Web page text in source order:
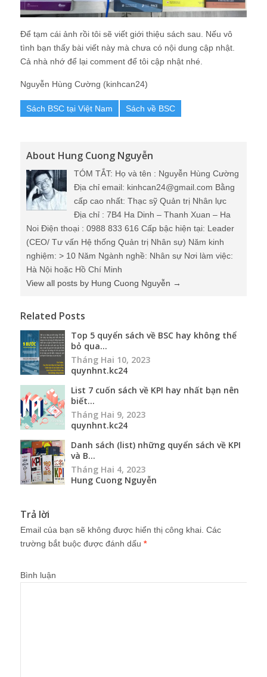
Để tạm cái ảnh rồi tôi sẽ viết giới thiệu sách sau. Nếu vô
tình bạn thấy bài viết này mà chưa có nội dung cập nhật.
Cả nhà nhớ để lại comment để tôi cập nhật nhé.
Nguyễn Hùng Cường (kinhcan24)
Sách BSC tại Việt Nam Sách về BSC
About Hung Cuong Nguyễn
TÓM TẮT: Họ và tên : Nguyễn Hùng Cường
Địa chỉ email: kinhcan24@gmail.com Bằng
cấp cao nhất: Thạc sỹ Quản trị Nhân lực
Địa chỉ : 7B4 Ha Dinh – Thanh Xuan – Ha
Noi Điện thoại : 0988 833 616 Cấp bậc hiện tại: Leader
(CEO/ Tư vấn Hệ thống Quản trị Nhân sự) Năm kinh
nghiệm: > 10 Năm Ngành nghề: Nhân sự Nơi làm việc:
Hà Nội hoặc Hồ Chí Minh
View all posts by Hung Cuong Nguyễn →
Related Posts
Top 5 quyển sách về BSC hay không thể
bỏ qua...
Tháng Hai 10, 2023
quynhnt.kc24
List 7 cuốn sách về KPI hay nhất bạn nên
biết...
Tháng Hai 9, 2023
quynhnt.kc24
Danh sách (list) những quyển sách về KPI
và B...
Tháng Hai 4, 2023
Hung Cuong Nguyễn
Trả lời
Email của bạn sẽ không được hiển thị công khai. Các
trường bắt buộc được đánh dấu *
Bình luận